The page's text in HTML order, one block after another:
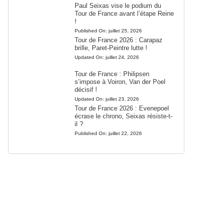
Paul Seixas vise le podium du
Tour de France avant l’étape Reine
!
Published On: juillet 25, 2026
Tour de France 2026 : Carapaz
brille, Paret-Peintre lutte !
Updated On: juillet 24, 2026
Tour de France : Philipsen
s’impose à Voiron, Van der Poel
décisif !
Updated On: juillet 23, 2026
Tour de France 2026 : Evenepoel
écrase le chrono, Seixas résiste-t-
il ?
Published On: juillet 22, 2026